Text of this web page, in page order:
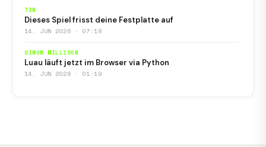
T3N
Dieses Spiel frisst deine Festplatte auf
14. JUN 2026 · 07:18
SIMON WILLISON
Luau läuft jetzt im Browser via Python
14. JUN 2026 · 01:19